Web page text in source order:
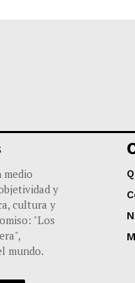
medio
y
cultura y
"Los
mundo.